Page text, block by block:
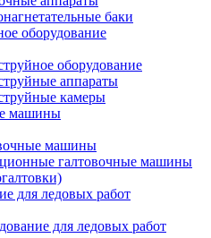
баки
оборудование
оборудование
аппараты
камеры
машины
машины
галтовочные машины
для ледовых работ
для ледовых работ